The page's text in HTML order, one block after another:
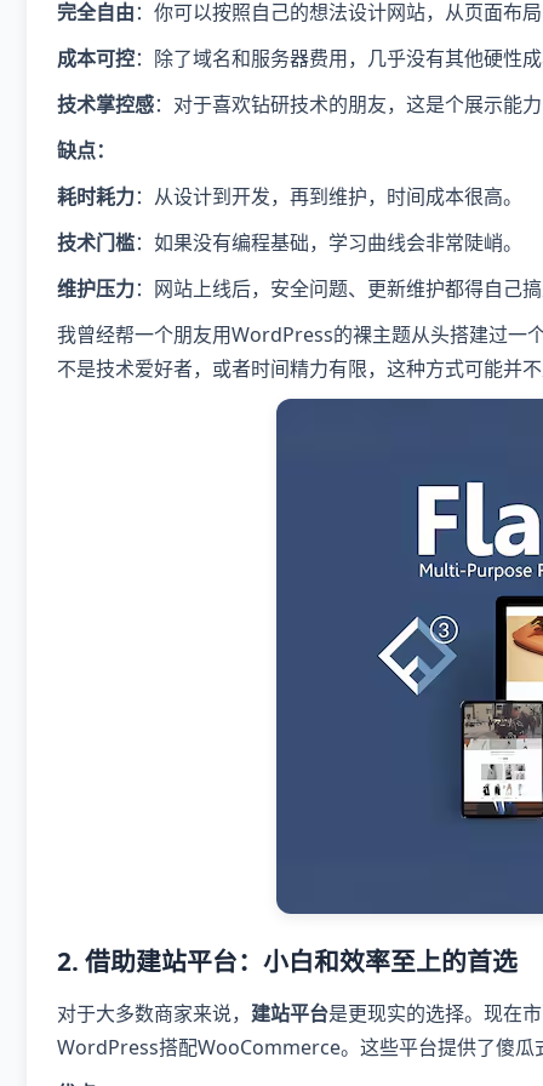
完全自由：你可以按照自己的想法设计网站，从页面布
成本可控：除了域名和服务器费用，几乎没有其他硬性
技术掌控感：对于喜欢钻研技术的朋友，这是个展示能
缺点：
耗时耗力：从设计到开发，再到维护，时间成本很高。
技术门槛：如果没有编程基础，学习曲线会非常陡峭。
维护压力：网站上线后，安全问题、更新维护都得自己
我曾经帮一个朋友用WordPress的裸主题从头搭建过一
不是技术爱好者，或者时间精力有限，这种方式可能并
2. 借助建站平台：小白和效率至上的首选
对于大多数商家来说， 建站平台是更现实的选择。现在
WordPress搭配WooCommerce。这些平台提供了傻瓜